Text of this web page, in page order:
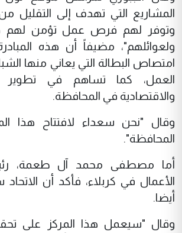
المشاريع التي تهدف إلى التقليل
وتوفر لهم فرص عمل تؤمن لهم
ولعوائلهم"، مضيفاً أن هذه
امتصاص البطالة التي يعاني منها
العمل، كما تساهم في تطوير
والاقتصادية في المحافظة.
وقال "نحن سعداء لافتتاح هذا
المحافظة".
أما مصطفى محمد آل طعمة،
الأعمال في كربلاء، فأكد أن
أيضا.
وقال "سيعمل هذا المركز على